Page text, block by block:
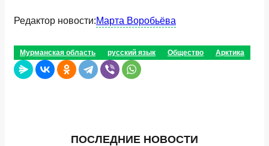
Редактор новости:Марта Воробьёва
Мурманская область русский язык Общество Арктика
ПОСЛЕДНИЕ НОВОСТИ